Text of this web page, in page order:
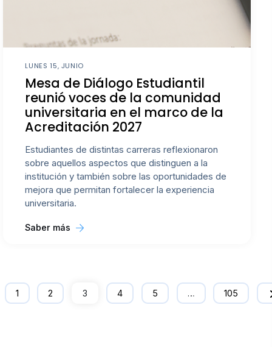
LUNES 15, JUNIO
Mesa de Diálogo Estudiantil
reunió voces de la comunidad
universitaria en el marco de la
Acreditación 2027
Estudiantes de distintas carreras reflexionaron
sobre aquellos aspectos que distinguen a la
institución y también sobre las oportunidades de
mejora que permitan fortalecer la experiencia
universitaria.
Saber más
1 2 3 4 5 … 105